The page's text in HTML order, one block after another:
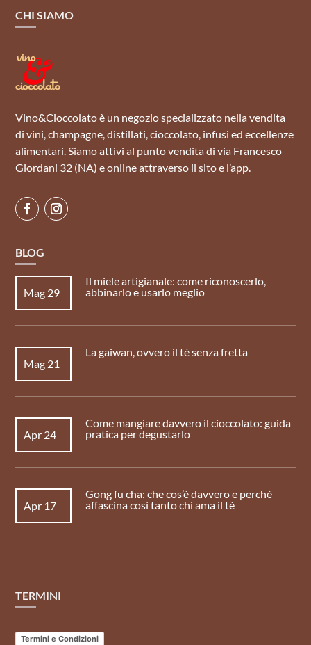
CHI SIAMO
Vino&Cioccolato è un negozio specializzato nella vendita
di vini, champagne, distillati, cioccolato, infusi ed eccellenze
alimentari. Siamo attivi al punto vendita di via Francesco
Giordani 32 (NA) e online attraverso il sito e l’app.
BLOG
Il miele artigianale: come riconoscerlo,
abbinarlo e usarlo meglio
Mag 29
La gaiwan, ovvero il tè senza fretta
Mag 21
Come mangiare davvero il cioccolato: guida
pratica per degustarlo
Apr 24
Gong fu cha: che cos’è davvero e perché
affascina così tanto chi ama il tè
Apr 17
TERMINI
Termini e Condizioni